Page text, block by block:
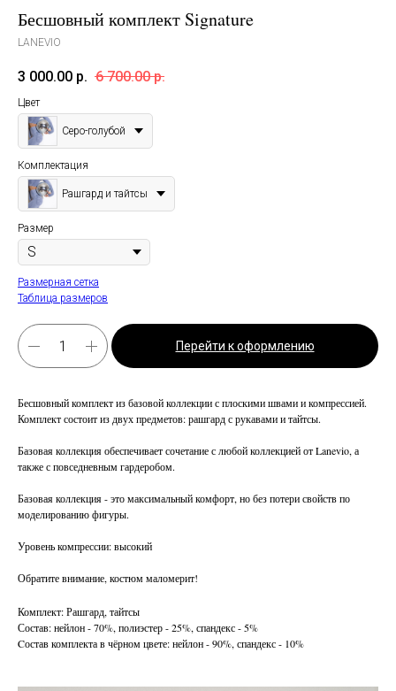
Бесшовный комплект Signature
LANEVIO
3 000.00 р. 6 700.00 р.
Цвет
Cеро-голубой
Комплектация
Рашгард и тайтсы
Размер
Размерная сетка
Таблица размеров
Перейти к оформлению
Бесшовный комплект из базовой коллекции с плоскими швами и компрессией.
Комплект состоит из двух предметов: рашгард с рукавами и тайтсы.
Базовая коллекция обеспечивает сочетание с любой коллекцией от Lanevio, а
также с повседневным гардеробом.
Базовая коллекция - это максимальный комфорт, но без потери свойств по
моделированию фигуры.
Уровень компрессии: высокий
Обратите внимание, костюм маломерит!
Комплект: Рашгард, тайтсы
Состав: нейлон - 70%, полиэстер - 25%, спандекс - 5%
Cостав комплекта в чёрном цвете: нейлон - 90%, спандекс - 10%